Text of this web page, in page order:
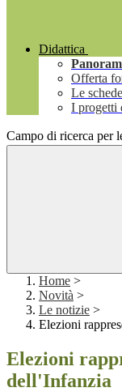
Didattica
Offerta
Le
I progetti
Campo di ricerca per
Home >
Novità >
Le notizie >
Elezioni
Elezioni
dell'Infanzia